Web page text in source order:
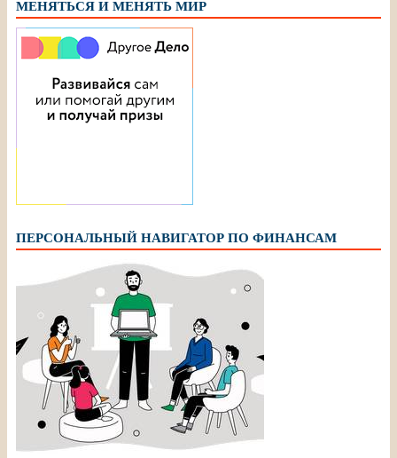
МЕНЯТЬСЯ И МЕНЯТЬ МИР
ПЕРСОНАЛЬНЫЙ НАВИГАТОР ПО ФИНАНСАМ